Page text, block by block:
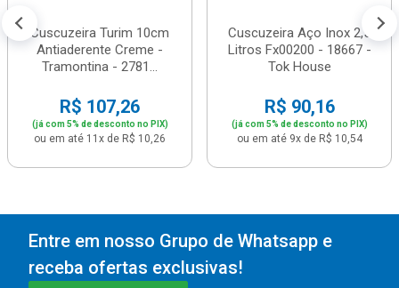
Cuscuzeira Turim 10cm
Antiaderente Creme -
Tramontina - 2781...
R$ 107,26
(já com 5% de desconto no PIX)
ou em até 11x de R$ 10,26
Cuscuzeira Aço Inox 2,5
Litros Fx00200 - 18667 -
Tok House
R$ 90,16
(já com 5% de desconto no PIX)
ou em até 9x de R$ 10,54
Entre em nosso Grupo de Whatsapp e
receba ofertas exclusivas!